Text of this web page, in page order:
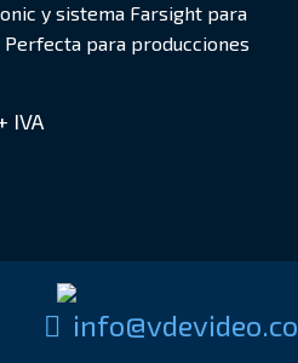
y sistema Farsight para
para producciones
IVA